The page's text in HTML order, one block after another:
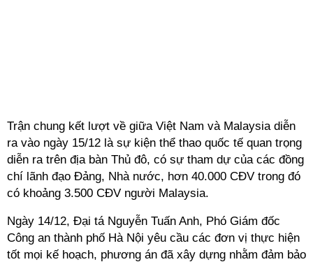
Trận chung kết lượt về giữa Việt Nam và Malaysiadiễn
ra vào ngày 15/12 là sự kiện thể thao quốc tế quan trọng
diễn ra trên địa bàn Thủ đô, có sự tham dự của các đồng
chí lãnh đạo Đảng, Nhà nước, hơn 40.000 CĐV trong đó
có khoảng 3.500 CĐV người Malaysia.
Ngày 14/12, Đại tá Nguyễn Tuấn Anh, Phó Giám đốc
Công an thành phố Hà Nội yêu cầu các đơn vị thực hiện
tốt mọi kế hoạch, phương án đã xây dựng nhằm đảm bảo